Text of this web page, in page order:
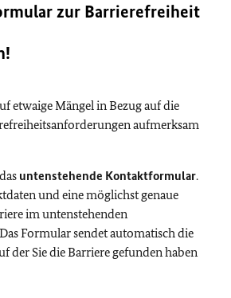
zur Barrierefreiheit
etwaige Mängel in Bezug auf die
aufmerksam
untenstehende Kontaktformular.
und eine möglichst genaue
im untenstehenden
Formular sendet automatisch die
der Sie die Barriere gefunden haben